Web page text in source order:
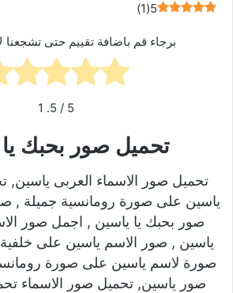
5
(
1
)
برجاء قم باضافة تقييم حتى تشجعنا
5
/ 5.
1
تحميل صور بحبك
تحميل صور الاسماء العربى
ياسين على صورة رومانسية جميلة ,
صور بحبك يا ياسين , اجمل صور
ياسين , صور الاسم ياسين على
صورة لاسم ياسين على صورة
صور ياسين, تحميل صور الاسماء